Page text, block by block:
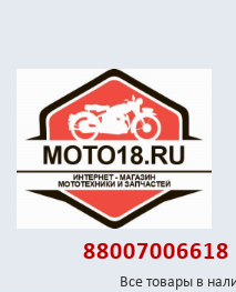
88007006618
Все товары в